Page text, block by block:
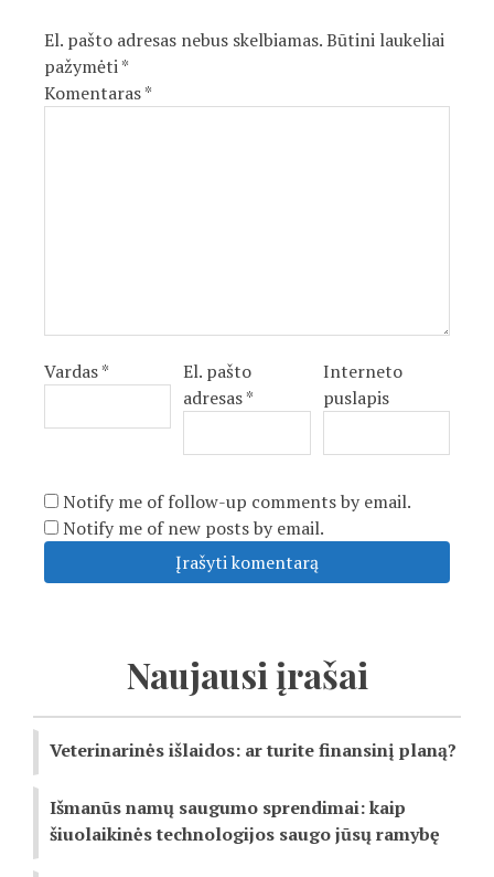
El. pašto adresas nebus skelbiamas.Būtini laukeliai
pažymėti*
Komentaras*
Vardas*
El. pašto
adresas*
Interneto
puslapis
Notify me of follow-up comments by email.
Notify me of new posts by email.
Naujausi įrašai
Veterinarinės išlaidos: ar turite finansinį planą?
Išmanūs namų saugumo sprendimai: kaip
šiuolaikinės technologijos saugo jūsų ramybę